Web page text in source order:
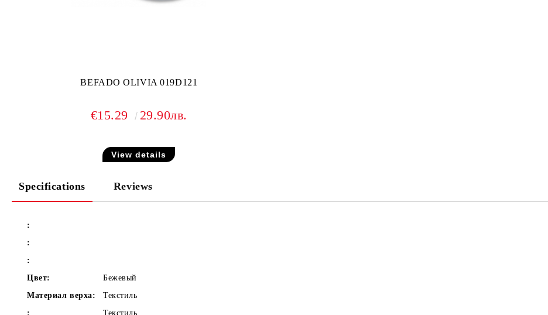
BEFADO OLIVIA 019D121
€15.29 29.90лв.
View details
Specifications Reviews
:
:
:
Цвет:
Бежевый
Материал верха:
Текстиль
:
Текстиль